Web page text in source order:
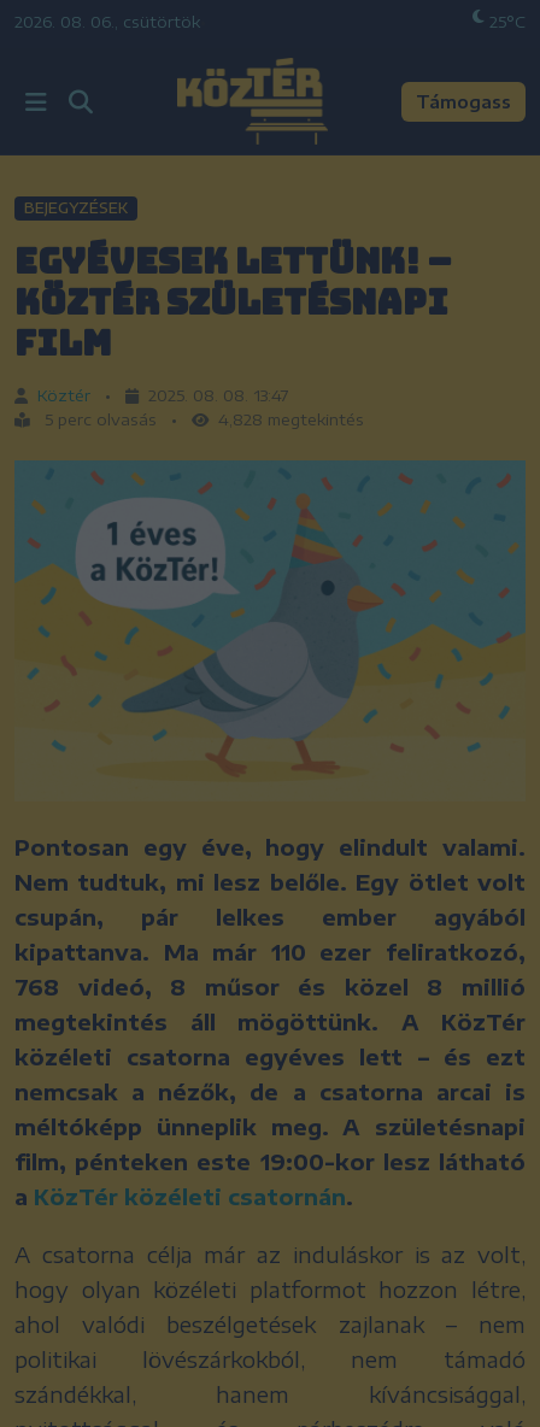
2026. 08. 06., csütörtök 25°C
Támogass
BEJEGYZÉSEK
Egyévesek lettünk! –
KözTér születésnapi
film
Köztér •
2025. 08. 08. 13:47
5 perc olvasás
• 4,828 megtekintés
Pontosan egy éve, hogy elindult valami.
Nem tudtuk, mi lesz belőle. Egy ötlet volt
csupán, pár lelkes ember agyából
kipattanva. Ma már 110 ezer feliratkozó,
768 videó, 8 műsor és közel 8 millió
megtekintés áll mögöttünk. A KözTér
közéleti csatorna egyéves lett – és ezt
nemcsak a nézők, de a csatorna arcai is
méltóképp ünneplik meg. A születésnapi
film, pénteken este 19:00-kor lesz látható
a KözTér közéleti csatornán.
A csatorna célja már az induláskor is az volt,
hogy olyan közéleti platformot hozzon létre,
ahol valódi beszélgetések zajlanak – nem
politikai lövészárkokból, nem támadó
szándékkal, hanem kíváncsisággal,